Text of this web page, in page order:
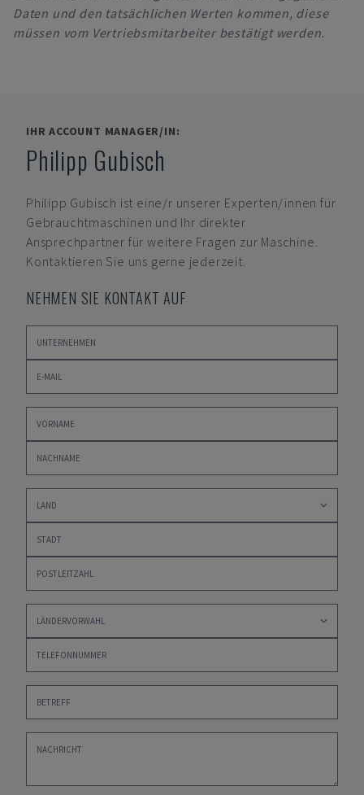
Daten und den tatsächlichen Werten kommen, diese
müssen vom Vertriebsmitarbeiter bestätigt werden.
IHR ACCOUNT MANAGER/IN:
Philipp Gubisch
Philipp Gubisch ist eine/r unserer Experten/innen für
Gebrauchtmaschinen und Ihr direkter
Ansprechpartner für weitere Fragen zur Maschine.
Kontaktieren Sie uns gerne jederzeit.
NEHMEN SIE KONTAKT AUF